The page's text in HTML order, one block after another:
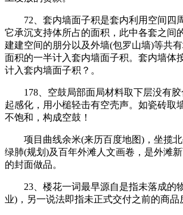
72、套内墙面子积是套内利用空间四
它承沉支持体所占的面积，此中各套之间
建建空间的朋分以及外墙(包罗山墙)等共
面积的一半计入套内墙面子积。套内墙体
计入套内墙面子积？。
178、空鼓局部面局材料取下层没有胶
起感化，用小槌轻击有空壳声。如瓷砖取
不饱和，构成空鼓！
项目曲线余米(来历百度地图)，坐揽北
绿肺(规划)及百年外滩人文画卷，是外滩
的封面做品。
23、楼花一词最早源自是指未落成的
业)，另一说法即指未正式交付之前的商品